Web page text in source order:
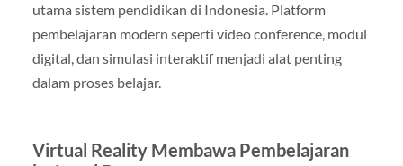
utama sistem pendidikan di Indonesia. Platform
pembelajaran modern seperti video conference, modul
digital, dan simulasi interaktif menjadi alat penting
dalam proses belajar.
Virtual Reality Membawa Pembelajaran